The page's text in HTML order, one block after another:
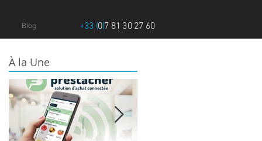
À la Une
Blog +33 (0)7 81 30 27 60